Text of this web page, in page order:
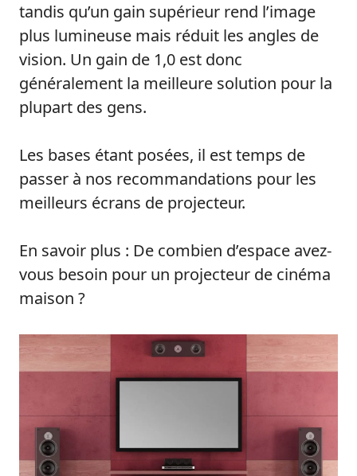
tandis qu’un gain supérieur rend l’image
plus lumineuse mais réduit les angles de
vision. Un gain de 1,0 est donc
généralement la meilleure solution pour la
plupart des gens.
Les bases étant posées, il est temps de
passer à nos recommandations pour les
meilleurs écrans de projecteur.
En savoir plus : De combien d’espace avez-
vous besoin pour un projecteur de cinéma
maison ?